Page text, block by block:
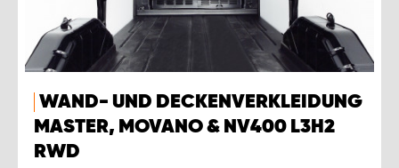
WAND- UND DECKENVERKLEIDUNG
MASTER, MOVANO & NV400 L3H2
RWD